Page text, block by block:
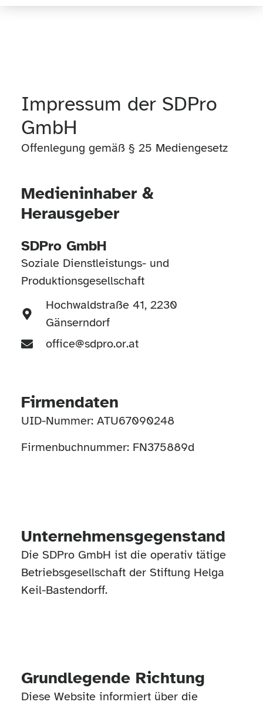
Impressum der SDPro
GmbH
Offenlegung gemäß § 25 Mediengesetz
Medieninhaber &
Herausgeber
SDPro GmbH
Soziale Dienstleistungs- und
Produktionsgesellschaft
Hochwaldstraße 41, 2230
Gänserndorf
office@sdpro.or.at
Firmendaten
UID-Nummer: ATU67090248
Firmenbuchnummer: FN375889d
Unternehmensgegenstand
Die SDPro GmbH ist die operativ tätige
Betriebsgesellschaft der Stiftung Helga
Keil-Bastendorff.
Grundlegende Richtung
Diese Website informiert über die